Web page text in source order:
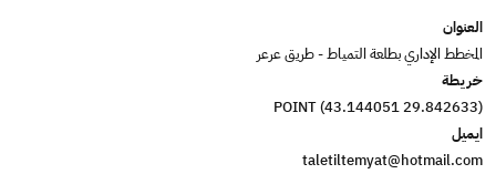
العنوان
المخطط الإداري بطلعة التمياط - طريق عرعر
خريطة
POINT (43.144051 29.842633)
ايميل
taletiltemyat@hotmail.com